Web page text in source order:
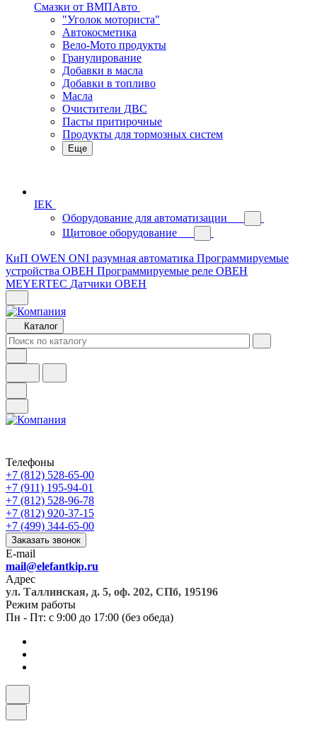
Смазки от ВМПАвто
"Уголок моториста"
Автокосметика
Вело-Мото продукты
Гранулирование
Добавки в масла
Добавки в топливо
Масла
Очистители ДВС
Пасты притирочные
Продукты для тормозных систем
Еще
IEK
Оборудование для автоматизации
Щитовое оборудование
КиП OWEN ONI разумная автоматика Программируемые
устройства ОВЕН Программируемые реле ОВЕН
MEYERTEC Датчики ОВЕН
Каталог
Телефоны
+7 (812) 528-65-00
+7 (911) 195-94-01
+7 (812) 528-96-78
+7 (812) 920-37-15
+7 (499) 344-65-00
Заказать звонок
E-mail
mail@elefantkip.ru
Адрес
ул. Таллинская, д. 5, оф. 202, СПб, 195196
Режим работы
Пн - Пт: с 9:00 до 17:00 (без обеда)